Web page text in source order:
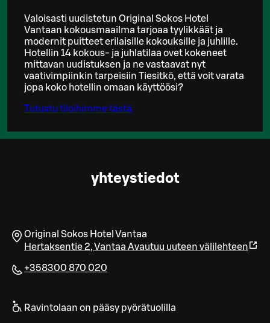
Valoisasti uudistetun Original Sokos Hotel
Vantaan kokousmaailma tarjoaa tyylikkäät ja
modernit puitteet erilaisille kokouksille ja juhlille.
Hotellin 14 kokous- ja juhlatilaa ovet kokeneet
mittavan uudistuksen ja ne vastaavat nyt
vaativimpiinkin tarpeisiin Tiesitkö, että voit varata
jopa koko hotellin omaan käyttöösi?
Tutustu tiloihimme tästä
yhteystiedot
Original Sokos Hotel Vantaa
Hertaksentie 2,Vantaa Avautuu uuteen välilehteen
+358300 870 020
Ravintolaan on pääsy pyörätuolilla